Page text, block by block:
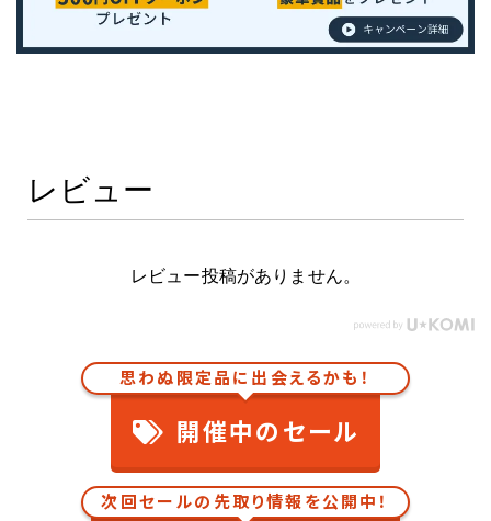
レビュー
レビュー投稿がありません。
思わぬ限定品に出会えるかも！
開催中のセール
次回セールの先取り情報を公開中！